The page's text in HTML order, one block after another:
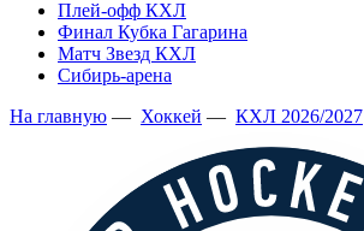
Плей-офф КХЛ
Финал Кубка Гагарина
Матч Звезд КХЛ
Сибирь-арена
На главную — Хоккей — КХЛ 2026/2027